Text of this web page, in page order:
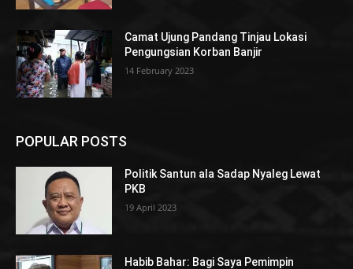
Camat Ujung Pandang Tinjau Lokasi
Pengungsian Korban Banjir
14 February 2023
POPULAR POSTS
Politik Santun ala Sadap Nyaleg Lewat
PKB
19 April 2023
Habib Bahar: Bagi Saya Pemimpin